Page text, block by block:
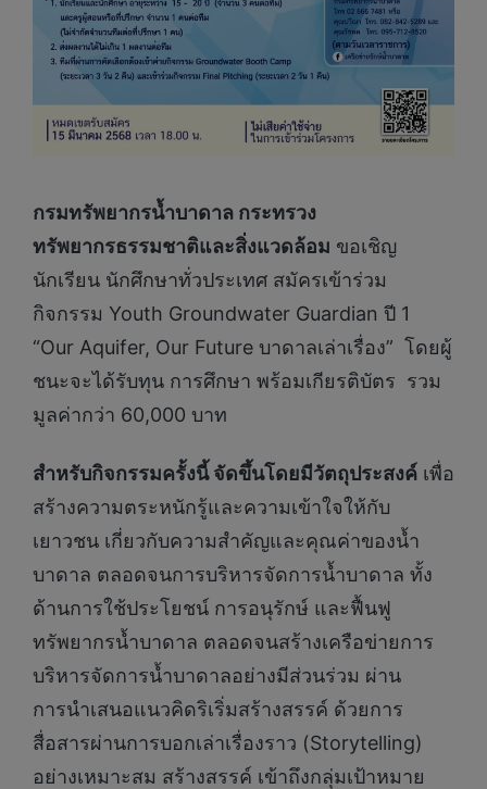
กรมทรัพยากรน้ำบาดาล กระทรวง
ทรัพยากรธรรมชาติและสิ่งแวดล้อม ขอเชิญ
นักเรียน นักศึกษาทั่วประเทศ สมัครเข้าร่วม
กิจกรรม Youth Groundwater Guardian ปี 1
“Our Aquifer, Our Future บาดาลเล่าเรื่อง” โดยผู้
ชนะจะได้รับทุน การศึกษา พร้อมเกียรติบัตร รวม
มูลค่ากว่า 60,000 บาท
สำหรับกิจกรรมครั้งนี้ จัดขึ้นโดยมีวัตถุประสงค์ เพื่อ
สร้างความตระหนักรู้และความเข้าใจให้กับ
เยาวชน เกี่ยวกับความสำคัญและคุณค่าของน้ำ
บาดาล ตลอดจนการบริหารจัดการน้ำบาดาล ทั้ง
ด้านการใช้ประโยชน์ การอนุรักษ์ และฟื้นฟู
ทรัพยากรน้ำบาดาล ตลอดจนสร้างเครือข่ายการ
บริหารจัดการน้ำบาดาลอย่างมีส่วนร่วม ผ่าน
การนำเสนอแนวคิดริเริ่มสร้างสรรค์ ด้วยการ
สื่อสารผ่านการบอกเล่าเรื่องราว (Storytelling)
อย่างเหมาะสม สร้างสรรค์ เข้าถึงกลุ่มเป้าหมาย